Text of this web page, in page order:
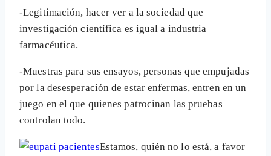
-Legitimación, hacer ver a la sociedad que
investigación científica es igual a industria
farmacéutica.
-Muestras para sus ensayos, personas que empujadas
por la desesperación de estar enfermas, entren en un
juego en el que quienes patrocinan las pruebas
controlan todo.
Estamos, quién no lo está, a favor